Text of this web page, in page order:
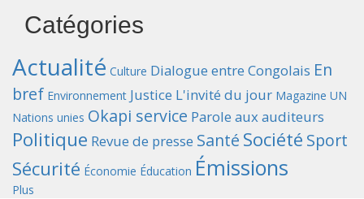
Catégories
Actualité Culture Dialogue entre Congolais En
bref Environnement Justice L'invité du jour Magazine UN
Nations unies Okapi service Parole aux auditeurs
Politique Revue de presse Santé Société Sport
Sécurité Économie Éducation Émissions
Plus